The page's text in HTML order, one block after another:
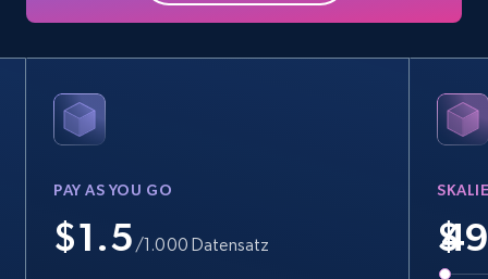
PAY AS YOU GO
$1.5 /1.000 Datensatz $